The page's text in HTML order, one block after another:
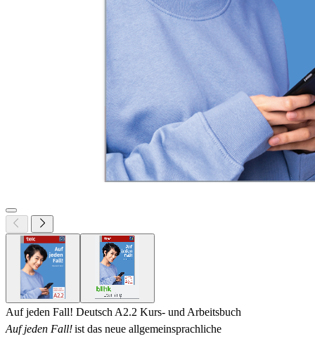
Auf jeden Fall! Deutsch A2.2 Kurs- und Arbeitsbuch
Auf jeden Fall!ist das neue allgemeinsprachliche